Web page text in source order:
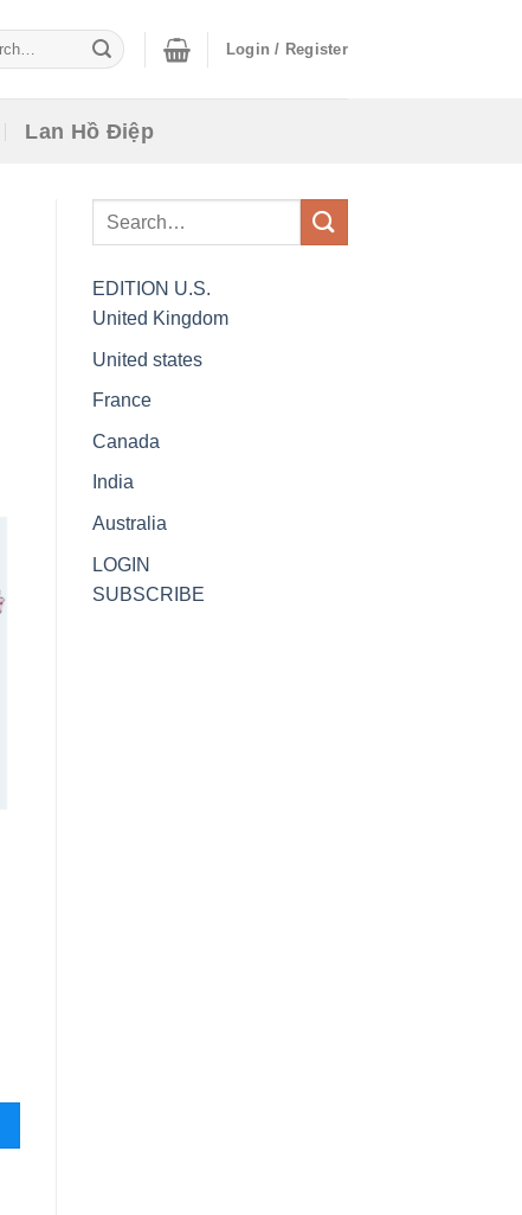
Login / Register
Lan Hồ Điệp
EDITION U.S.
United Kingdom
United states
France
Canada
India
Australia
LOGIN
SUBSCRIBE